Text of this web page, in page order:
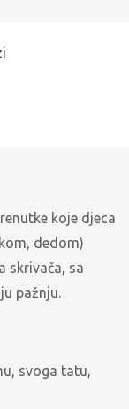
koje djeca
dedom)
skrivača, sa
pažnju.
svoga tatu,